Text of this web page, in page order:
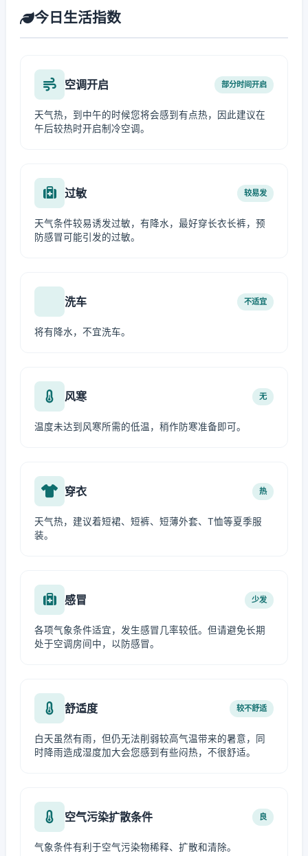
今日生活指数
空调开启 部分时间开启
天气热，到中午的时候您将会感到有点热，因此建议在
午后较热时开启制冷空调。
过敏 较易发
天气条件较易诱发过敏，有降水，最好穿长衣长裤，预
防感冒可能引发的过敏。
洗车 不适宜
将有降水，不宜洗车。
风寒 无
温度未达到风寒所需的低温，稍作防寒准备即可。
穿衣 热
天气热，建议着短裙、短裤、短薄外套、T恤等夏季服
装。
感冒 少发
各项气象条件适宜，发生感冒几率较低。但请避免长期
处于空调房间中，以防感冒。
舒适度 较不舒适
白天虽然有雨，但仍无法削弱较高气温带来的暑意，同
时降雨造成湿度加大会您感到有些闷热，不很舒适。
空气污染扩散条件 良
气象条件有利于空气污染物稀释、扩散和清除。